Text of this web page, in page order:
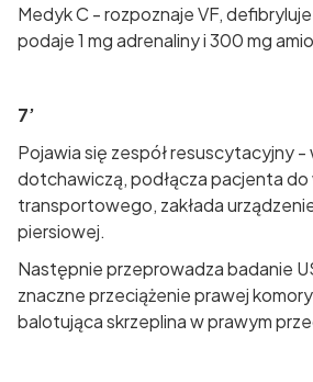
Medyk C - rozpoznaje VF,
podaje 1 mg adrenaliny i 300 mg
7’
Pojawia się zespół resuscytacyjny
dotchawiczą, podłącza pacjenta
transportowego, zakłada
piersiowej.
Następnie przeprowadza badanie
znaczne przeciążenie prawej
balotująca skrzeplina w prawym